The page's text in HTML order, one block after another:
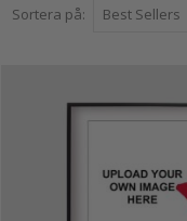
utrymme, förvandlar
Sortera på